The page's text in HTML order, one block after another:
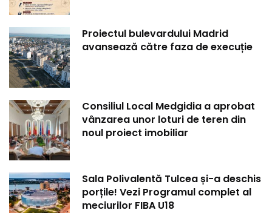
Proiectul bulevardului Madrid
avansează către faza de execuție
Consiliul Local Medgidia a aprobat
vânzarea unor loturi de teren din
noul proiect imobiliar
Sala Polivalentă Tulcea și-a deschis
porțile! Vezi Programul complet al
meciurilor FIBA U18